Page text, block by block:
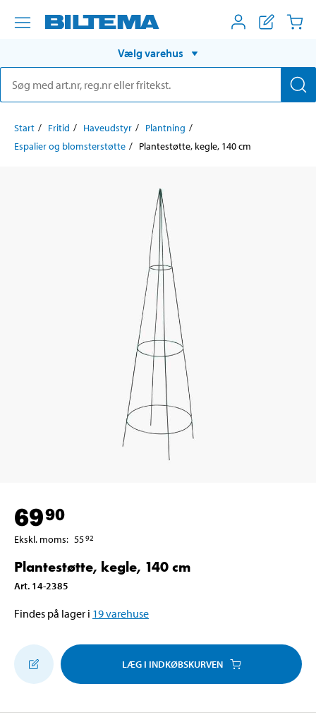
Vælg varehus
Start Fritid Haveudstyr
Plantning
Espalier og blomsterstøtte
Plantestøtte, kegle, 140 cm
6990
Ekskl. moms: 5592
Plantestøtte, kegle, 140 cm
Art. 14-2385
Findes på lager i 19varehuse
LÆG I INDKØBSKURVEN